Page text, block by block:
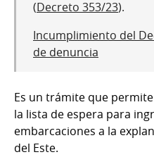
(Decreto 353/23).
Incumplimiento del
de denuncia
Es un trámite que
la lista de espera para
embarcaciones a la
del Este.